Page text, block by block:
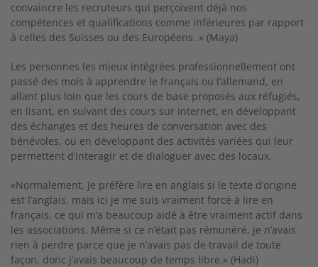
convaincre les recruteurs qui perçoivent déjà nos
compétences et qualifications comme inférieures par rapport
à celles des Suisses ou des Européens. » (Maya)
Les personnes les mieux intégrées professionnellement ont
passé des mois à apprendre le français ou l’allemand, en
allant plus loin que les cours de base proposés aux réfugiés,
en lisant, en suivant des cours sur Internet, en développant
des échanges et des heures de conversation avec des
bénévoles, ou en développant des activités variées qui leur
permettent d’interagir et de dialoguer avec des locaux.
«Normalement, je préfère lire en anglais si le texte d’origine
est l’anglais, mais ici je me suis vraiment forcé à lire en
français, ce qui m’a beaucoup aidé à être vraiment actif dans
les associations. Même si ce n’était pas rémunéré, je n’avais
rien à perdre parce que je n’avais pas de travail de toute
façon, donc j’avais beaucoup de temps libre.» (Hadi)